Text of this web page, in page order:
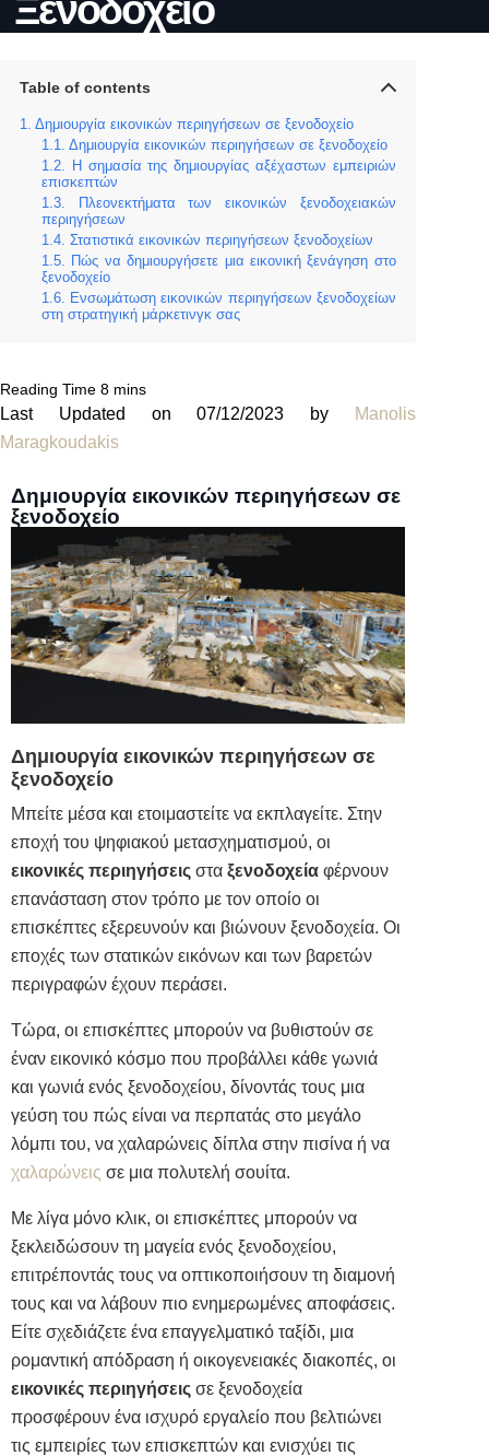
Ξενοδοχείο
Table of contents
Δημιουργία εικονικών περιηγήσεων σε ξενοδοχείο
Δημιουργία εικονικών περιηγήσεων σε ξενοδοχείο
Η σημασία της δημιουργίας αξέχαστων εμπειριών
επισκεπτών
Πλεονεκτήματα των εικονικών ξενοδοχειακών
περιηγήσεων
Στατιστικά εικονικών περιηγήσεων ξενοδοχείων
Πώς να δημιουργήσετε μια εικονική ξενάγηση στο
ξενοδοχείο
Ενσωμάτωση εικονικών περιηγήσεων ξενοδοχείων
στη στρατηγική μάρκετινγκ σας
Last Updated on 07/12/2023 by
Manolis
Maragkoudakis
Δημιουργία εικονικών περιηγήσεων σε
ξενοδοχείο
Δημιουργία εικονικών περιηγήσεων σε
ξενοδοχείο
Μπείτε μέσα και ετοιμαστείτε να εκπλαγείτε. Στην
εποχή του ψηφιακού μετασχηματισμού, οι
εικονικές περιηγήσεις στα ξενοδοχεία φέρνουν
επανάσταση στον τρόπο με τον οποίο οι
επισκέπτες εξερευνούν και βιώνουν ξενοδοχεία. Οι
εποχές των στατικών εικόνων και των βαρετών
περιγραφών έχουν περάσει.
Τώρα, οι επισκέπτες μπορούν να βυθιστούν σε
έναν εικονικό κόσμο που προβάλλει κάθε γωνιά
και γωνιά ενός ξενοδοχείου, δίνοντάς τους μια
γεύση του πώς είναι να περπατάς στο μεγάλο
λόμπι του, να χαλαρώνεις δίπλα στην πισίνα ή να
χαλαρώνεις σε μια πολυτελή σουίτα.
Με λίγα μόνο κλικ, οι επισκέπτες μπορούν να
ξεκλειδώσουν τη μαγεία ενός ξενοδοχείου,
επιτρέποντάς τους να οπτικοποιήσουν τη διαμονή
τους και να λάβουν πιο ενημερωμένες αποφάσεις.
Είτε σχεδιάζετε ένα επαγγελματικό ταξίδι, μια
ρομαντική απόδραση ή οικογενειακές διακοπές, οι
εικονικές περιηγήσεις σε ξενοδοχεία
προσφέρουν ένα ισχυρό εργαλείο που βελτιώνει
τις εμπειρίες των επισκεπτών και ενισχύει τις